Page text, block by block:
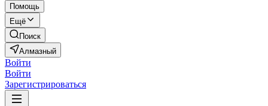
Помощь
Ещё
Поиск
Алмазный
Войти
Войти
Зарегистрироваться